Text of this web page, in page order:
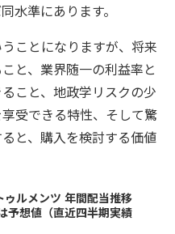
水準にあります。
ことになりますが、将来
と、業界随一の利益率と
こと、地政学リスクの少
受できる特性、そして驚
と、購入を検討する価値
ゥルメンツ 年間配当推移
予想値（直近四半期実績